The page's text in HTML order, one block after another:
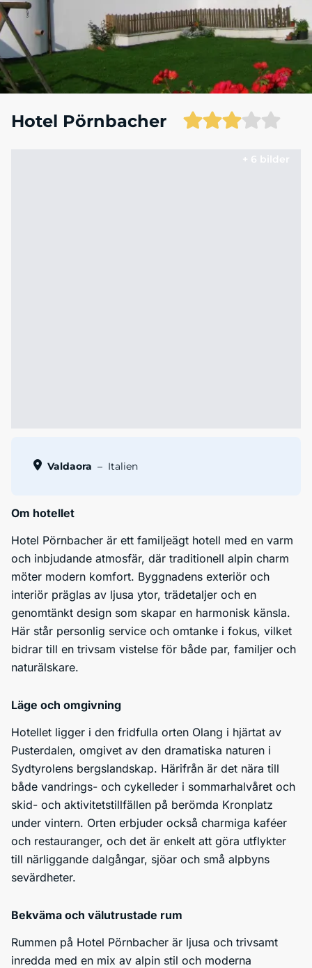
Hotel Pörnbacher
+ 6 bilder
Valdaora – Italien
Om hotellet
Hotel Pörnbacher är ett familjeägt hotell med en varm
och inbjudande atmosfär, där traditionell alpin charm
möter modern komfort. Byggnadens exteriör och
interiör präglas av ljusa ytor, trädetaljer och en
genomtänkt design som skapar en harmonisk känsla.
Här står personlig service och omtanke i fokus, vilket
bidrar till en trivsam vistelse för både par, familjer och
naturälskare.
Läge och omgivning
Hotellet ligger i den fridfulla orten Olang i hjärtat av
Pusterdalen, omgivet av den dramatiska naturen i
Sydtyrolens bergslandskap. Härifrån är det nära till
både vandrings- och cykelleder i sommarhalvåret och
skid- och aktivitetstillfällen på berömda Kronplatz
under vintern. Orten erbjuder också charmiga kaféer
och restauranger, och det är enkelt att göra utflykter
till närliggande dalgångar, sjöar och små alpbyns
sevärdheter.
Bekväma och välutrustade rum
Rummen på Hotel Pörnbacher är ljusa och trivsamt
inredda med en mix av alpin stil och moderna